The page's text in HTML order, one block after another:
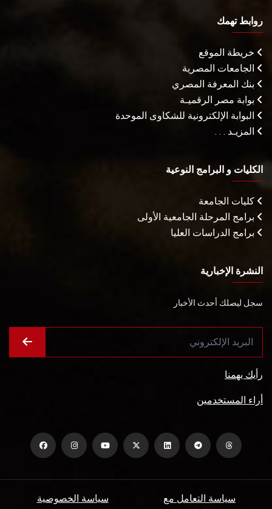
روابط تهمك
خريطة الموقع
الجامعات المصرية
بنك المعرفة المصري
بوابة مصر الرقميـة
البوابة الإلكترونية للشكاوى الموحدة
المزيـد . . .
الكليات و البرامج النوعية
كليات الجامعة
برامج المرحلة الجامعية الأولى
برامج الدراسات العليا
النشرة الإخبارية
سجل ليصلك أحدث الأخبار
رأيك يهمنا
أراء المستخدمين
سياسة الخصوصية
سياسة التعامل مع